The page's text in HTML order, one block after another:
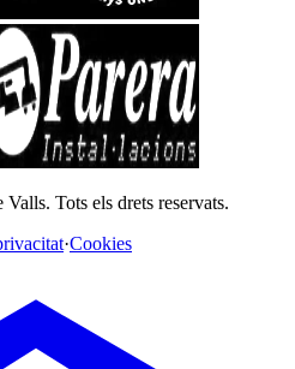
Valls. Tots els drets reservats.
·Cookies